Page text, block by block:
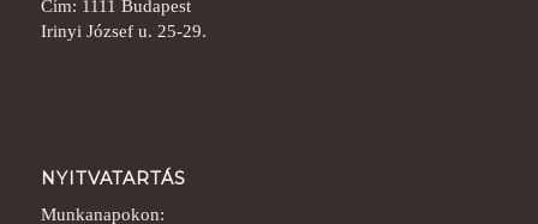
Cím: 1111 Budapest
Irinyi József u. 25-29.
NYITVATARTÁS
Munkanapokon: